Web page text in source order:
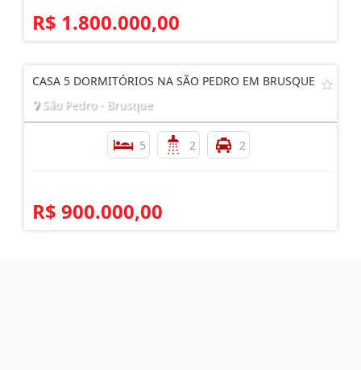
R$ 1.800.000,00
CASA 5 DORMITÓRIOS NA SÃO PEDRO EM BRUSQUE
São Pedro - Brusque
5 2 2
R$ 900.000,00